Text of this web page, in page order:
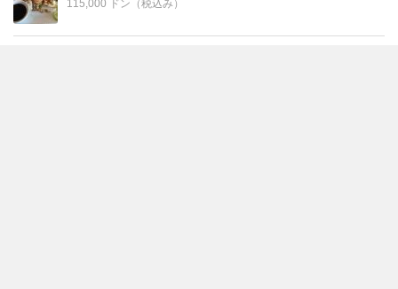
115,000 ドン（税込み）